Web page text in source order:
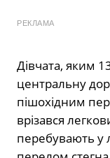
РЕКЛАМА
Дівчата, яким
центральну
пішохідним
врізався
перебувають у